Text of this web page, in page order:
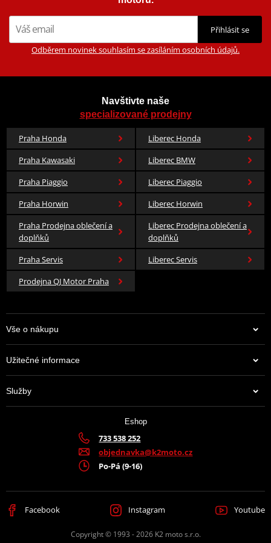
Přihlásit se
Odběrem novinek souhlasím se zasíláním osobních údajů.
Navštivte naše
specializované prodejny
Praha Honda
Liberec Honda
Praha Kawasaki
Liberec BMW
Praha Piaggio
Liberec Piaggio
Praha Horwin
Liberec Horwin
Praha Prodejna oblečení a
doplňků
Liberec Prodejna oblečení a
doplňků
Praha Servis
Liberec Servis
Prodejna QJ Motor Praha
Vše o nákupu
Užitečné informace
Služby
Eshop
733 538 252
objednavka@k2moto.cz
Po-Pá (9-16)
Facebook Instagram Youtube
Copyright © 1993 - 2026 K2 moto s.r.o.